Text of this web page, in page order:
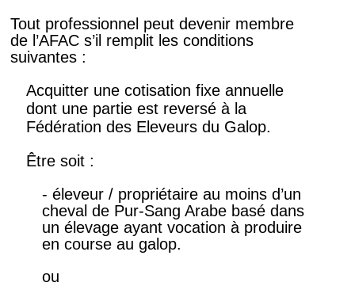
Tout professionnel peut devenir membre
de l’AFAC s’il remplit les conditions
suivantes :
Acquitter une cotisation fixe annuelle
dont une partie est reversé à la
Fédération des Eleveurs du Galop.
Être soit :
- éleveur / propriétaire au moins d’un
cheval de Pur-Sang Arabe basé dans
un élevage ayant vocation à produire
en course au galop.
ou